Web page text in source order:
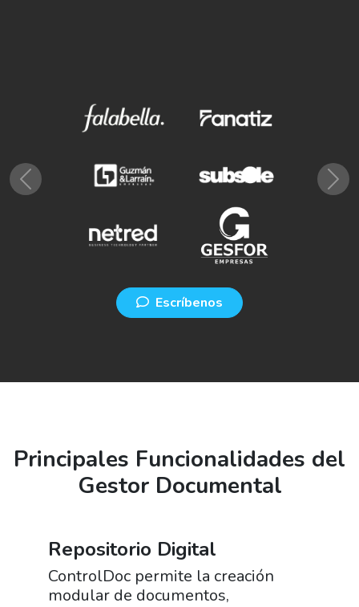
Previous
Escríbenos
Principales Funcionalidades del
Gestor Documental
Repositorio Digital
ControlDoc permite la creación
modular de documentos,